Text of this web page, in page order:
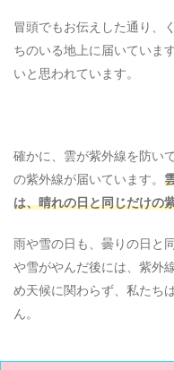
冒頭でもお伝えした通り、
ちのいる地上に届いていま
いと思われています。
確かに、雲が紫外線を防い
の紫外線が届いています。
は、晴れの日と同じだけの
雨や雪の日も、曇りの日と
や雪がやんだ後には、紫外
め天候に関わらず、私たち
ん。